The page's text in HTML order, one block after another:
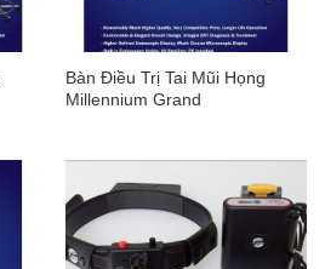
Bàn Điều Trị Tai Mũi Họng
Millennium Grand